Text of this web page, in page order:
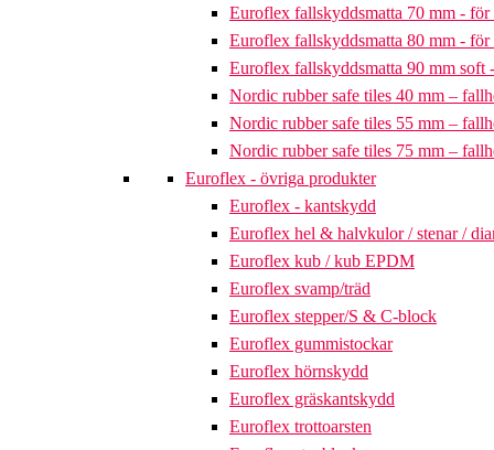
Euroflex fallskyddsmatta 70 mm -
Euroflex fallskyddsmatta 80 mm -
Euroflex fallskyddsmatta 90 mm soft
Nordic rubber safe tiles 40 mm –
Nordic rubber safe tiles 55 mm –
Nordic rubber safe tiles 75 mm –
Euroflex - övriga produkter
Euroflex - kantskydd
Euroflex hel & halvkulor / stenar /
Euroflex kub / kub EPDM
Euroflex svamp/träd
Euroflex stepper/S & C-block
Euroflex gummistockar
Euroflex hörnskydd
Euroflex gräskantskydd
Euroflex trottoarsten